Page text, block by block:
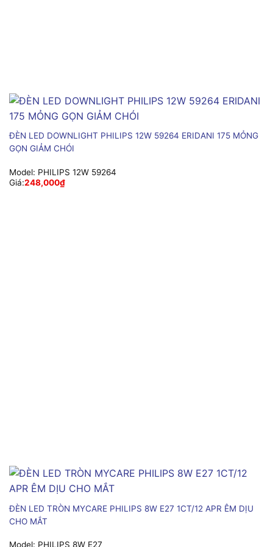
ĐÈN LED DOWNLIGHT PHILIPS 12W 59264 ERIDANI 175 MỎNG
GỌN GIẢM CHÓI
Model: PHILIPS 12W 59264
Giá:248,000₫
ĐÈN LED TRÒN MYCARE PHILIPS 8W E27 1CT/12 APR ÊM DỊU
CHO MẮT
Model: PHILIPS 8W E27